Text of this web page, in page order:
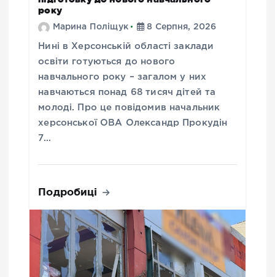
року
Марина Поліщук 8 Серпня, 2026
Нині в Херсонській області заклади
освіти готуються до нового
навчального року – загалом у них
навчаються понад 68 тисяч дітей та
молоді. Про це повідомив начальник
херсонської ОВА Олександр Прокудін
7…
Подробиці